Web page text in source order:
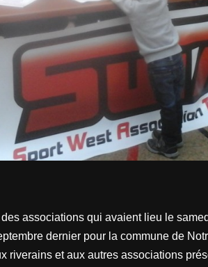
associations qui avaient lieu le
dernier pour la commune de
riverains et aux autres associations